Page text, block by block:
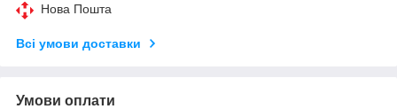
Нова Пошта
Всі умови доставки
Умови оплати